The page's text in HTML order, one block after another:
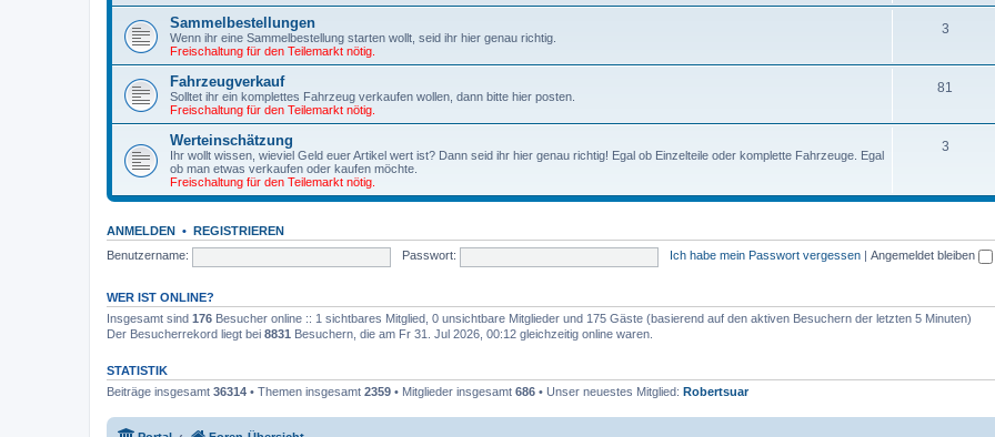
Sammelbestellungen
Wenn ihr eine Sammelbestellung starten wollt, seid ihr hier genau richtig.
Freischaltung für den Teilemarkt nötig.
3
Fahrzeugverkauf
Solltet ihr ein komplettes Fahrzeug verkaufen wollen, dann bitte hier posten.
Freischaltung für den Teilemarkt nötig.
81
Werteinschätzung
Ihr wollt wissen, wieviel Geld euer Artikel wert ist? Dann seid ihr hier genau richtig! Egal ob Einzelteile oder komplette Fahrzeuge. Egal
ob man etwas verkaufen oder kaufen möchte.
Freischaltung für den Teilemarkt nötig.
3
ANMELDEN • REGISTRIEREN
Benutzername:
Passwort: Ich habe mein Passwort vergessen Angemeldet bleiben
WER IST ONLINE?
Insgesamt sind 176 Besucher online :: 1 sichtbares Mitglied, 0 unsichtbare Mitglieder und 175 Gäste (basierend auf den aktiven Besuchern der letzten 5 Minuten)
Der Besucherrekord liegt bei 8831 Besuchern, die am Fr 31. Jul 2026, 00:12 gleichzeitig online waren.
STATISTIK
Beiträge insgesamt 36314 • Themen insgesamt 2359 • Mitglieder insgesamt 686 • Unser neuestes Mitglied: Robertsuar